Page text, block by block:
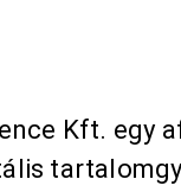
Kft. egy